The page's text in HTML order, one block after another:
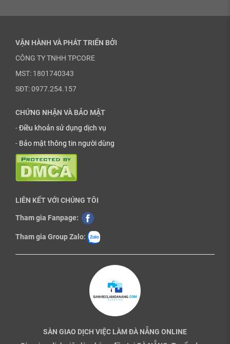
VẬN HÀNH VÀ PHÁT TRIỂN BỞI
CÔNG TY TNHH TPCORE
MST: 1801740343
SĐT: 0977.254.157
CHỨNG NHẬN VÀ BẢO MẬT
-Điều khoản sử dụng dịch vụ
- Bảo mật thông tin người dùng
LIÊN KẾT VỚI CHÚNG TÔI
Tham gia Fanpage:
Tham gia Group Zalo:
SÀN GIAO DỊCH VIỆC LÀM ĐÀ NẴNG ONLINE